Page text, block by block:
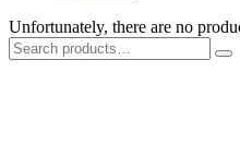
Unfortunately, there are no
Search
for: